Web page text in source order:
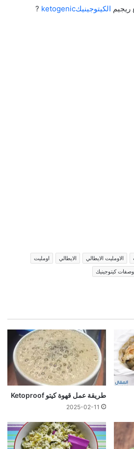
ريجيم الكيتوجينيكketogenic
?
الاومليت الايطالي الايطالي
اومليت
وصفات كيتوجينيك
طريقة عمل قهوة كيتو Ketoproof
2025-02-11